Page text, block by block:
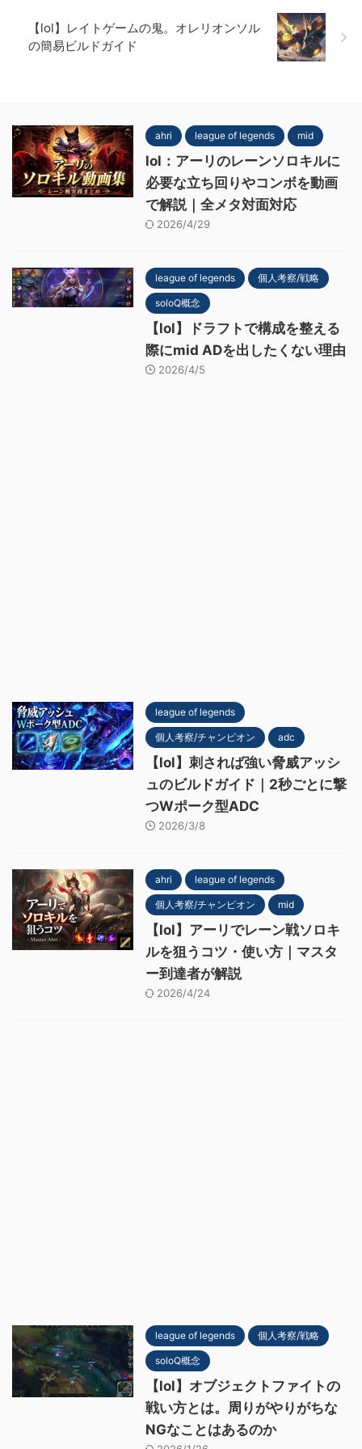
【lol】レイトゲームの鬼。オレリオンソル
の簡易ビルドガイド
ahri league of legends mid
lol：アーリのレーンソロキルに
必要な立ち回りやコンボを動画
で解説｜全メタ対面対応
2026/4/29
league of legends 個人考察/戦略
soloQ概念
【lol】ドラフトで構成を整える
際にmid ADを出したくない理由
2026/4/5
league of legends
個人考察/チャンピオン adc
【lol】刺されば強い脅威アッシ
ュのビルドガイド｜2秒ごとに撃
つWポーク型ADC
2026/3/8
ahri league of legends
個人考察/チャンピオン mid
【lol】アーリでレーン戦ソロキ
ルを狙うコツ・使い方｜マスタ
ー到達者が解説
2026/4/24
league of legends 個人考察/戦略
soloQ概念
【lol】オブジェクトファイトの
戦い方とは。周りがやりがちな
NGなことはあるのか